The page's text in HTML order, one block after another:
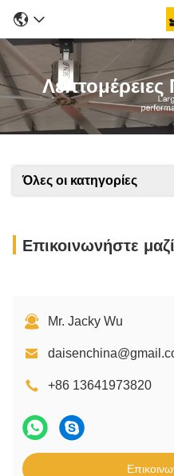
Λεπτομέρειες
Όλες οι κατηγορίες
Επικοινωνήστε
Mr. Jacky Wu
+86 13641973820